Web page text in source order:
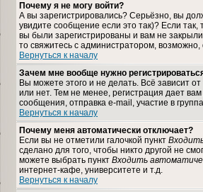
Почему я не могу войти?
А вы зарегистрировались? Серьёзно, вы
увидите сообщение если это так)? Если
вы были зарегистрированы и вам не
то свяжитесь с администратором,
Вернуться к началу
Зачем мне вообще нужно
Вы можете этого и не делать. Всё зависит
или нет. Тем не менее, регистрация дает
сообщения, отправка e-mail, участие в
Вернуться к началу
Почему меня автоматически отключает?
Если вы не отметили галочкой пункт
сделано для того, чтобы никто другой не
можете выбрать пункт Входить
интернет-кафе, университете и т.д.
Вернуться к началу